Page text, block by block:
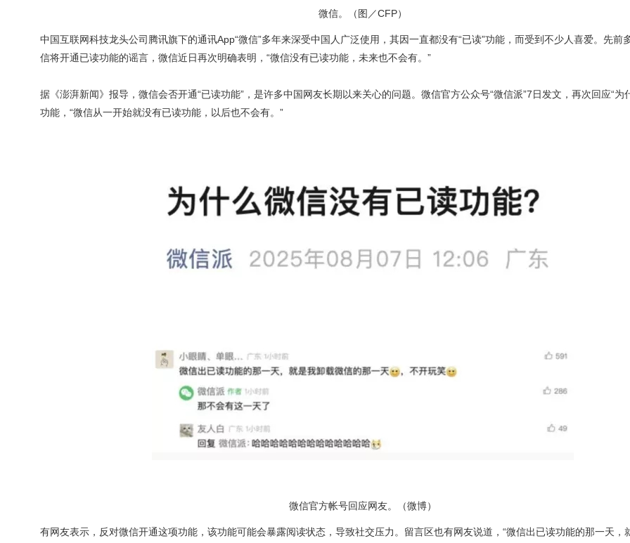
微信。（图／CFP）
中国互联网科技龙头公司腾讯旗下的通讯App“微信”多年来深受中国人广泛使用，其因一直都没有“已读”功能，而受到不少人喜爱。先前
信将开通已读功能的谣言，微信近日再次明确表明，“微信没有已读功能，未来也不会有。”
据《澎湃新闻》报导，微信会否开通“已读功能”，是许多中国网友长期以来关心的问题。微信官方公众号“微信派”7日发文，再次回应“为
功能，“微信从一开始就没有已读功能，以后也不会有。”
微信官方帐号回应网友。（微博）
有网友表示，反对微信开通这项功能，该功能可能会暴露阅读状态，导致社交压力。留言区也有网友说道，“微信出已读功能的那一天，